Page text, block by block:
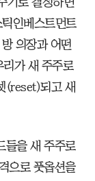
인베스트먼트
의장과 어떤
가 새 주주로
(reset)되고 새
들을 새 주주로
으로 풋옵션을